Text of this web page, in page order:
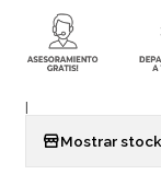
|
Mostrar